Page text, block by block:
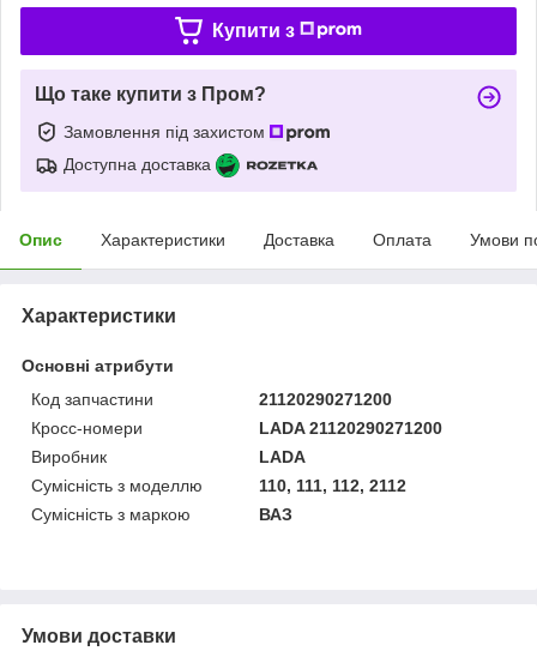
Купити з
Що таке купити з Пром?
Замовлення під захистом
Доступна доставка
Опис Характеристики Доставка Оплата Умови
Характеристики
Основні атрибути
Код запчастини
21120290271200
Кросс-номери
LADA 21120290271200
Виробник
LADA
Сумісність з моделлю
110, 111, 112, 2112
Сумісність з маркою
ВАЗ
Умови доставки